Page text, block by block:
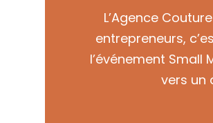
L’Agence
entrepreneurs,
l’événement Small
vers un